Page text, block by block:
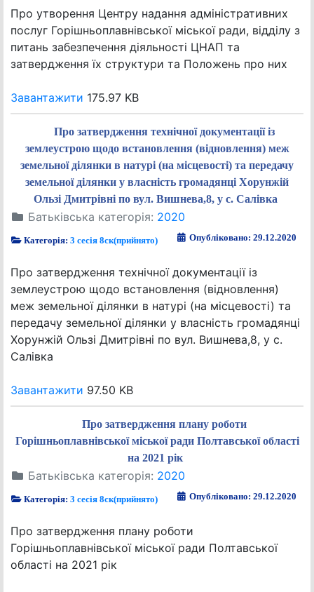
Про утворення Центру надання адміністративних
послуг Горішньоплавнівської міської ради, відділу з
питань забезпечення діяльності ЦНАП та
затвердження їх структури та Положень про них
Завантажити 175.97 KB
Про затвердження технічної документації із
землеустрою щодо встановлення (відновлення) меж
земельної ділянки в натурі (на місцевості) та передачу
земельної ділянки у власність громадянці Хорунжій
Ользі Дмитрівні по вул. Вишнева,8, у с. Салівка
Батьківська категорія: 2020
Категорія:3 сесія 8ск(прийнято) Опубліковано: 29.12.2020
Про затвердження технічної документації із
землеустрою щодо встановлення (відновлення)
меж земельної ділянки в натурі (на місцевості) та
передачу земельної ділянки у власність громадянці
Хорунжій Ользі Дмитрівні по вул. Вишнева,8, у с.
Салівка
Завантажити 97.50 KB
Про затвердження плану роботи
Горішньоплавнівської міської ради Полтавської області
на 2021 рік
Батьківська категорія: 2020
Категорія:3 сесія 8ск(прийнято) Опубліковано: 29.12.2020
Про затвердження плану роботи
Горішньоплавнівської міської ради Полтавської
області на 2021 рік